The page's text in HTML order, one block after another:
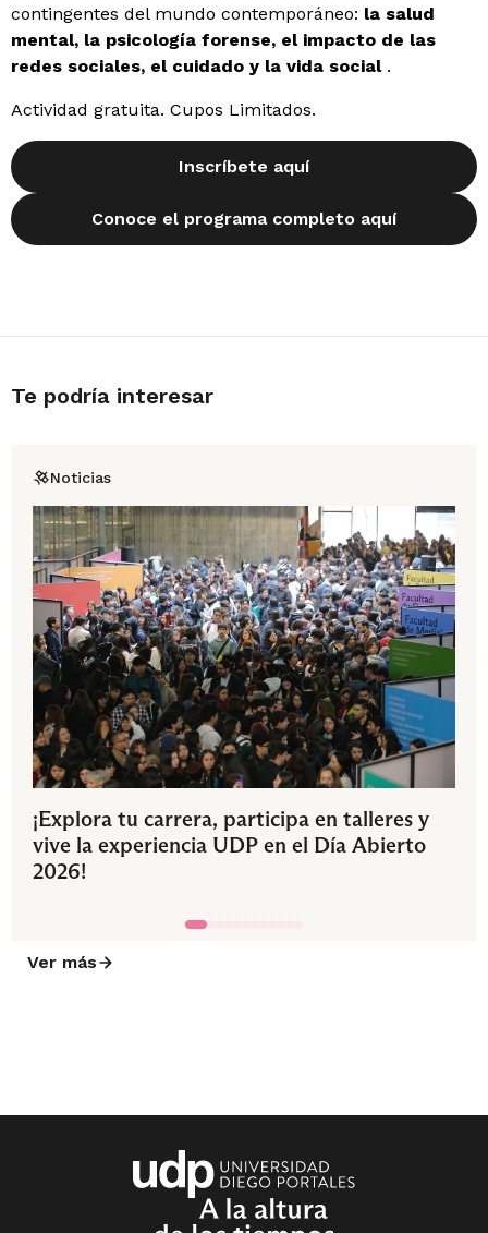
contingentes del mundo contemporáneo: la salud
mental, la psicología forense, el impacto de las
redes sociales, el cuidado y la vida social.
Actividad gratuita. Cupos Limitados.
Inscríbete aquí
Conoce el programa completo aquí
Te podría interesar
Noticias
¡Explora tu carrera, participa en talleres y
vive la experiencia UDP en el Día Abierto
2026!
Ver más